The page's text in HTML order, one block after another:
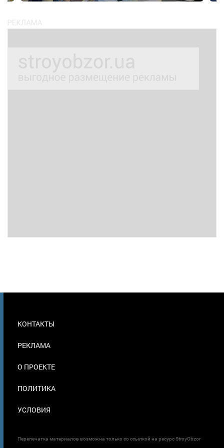
В
КОНТАКТЫ
РЕКЛАМА
О ПРОЕКТЕ
ПОЛИТИКА
УСЛОВИЯ
Перепечатка материалов возможна только со ссылкой на ресурс StroyObzor